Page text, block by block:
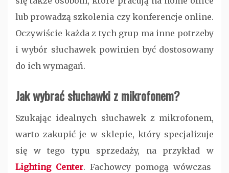
lub prowadzą szkolenia czy konferencje online.
Oczywiście każda z tych grup ma inne potrzeby
i wybór słuchawek powinien być dostosowany
do ich wymagań.
Jak wybrać słuchawki z mikrofonem?
Szukając idealnych słuchawek z mikrofonem,
warto zakupić je w sklepie, który specjalizuje
się w tego typu sprzedaży, na przykład w
Lighting Center. Fachowcy pomogą wówczas